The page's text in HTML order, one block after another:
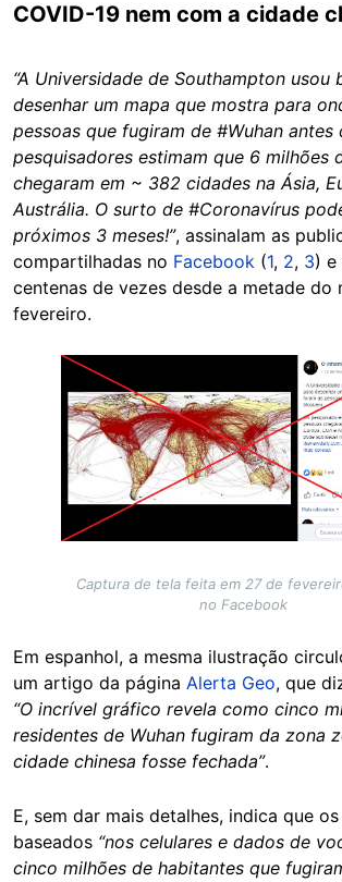
COVID-19 nem com a cidade
“A Universidade de Southampton usou
desenhar um mapa que mostra para
pessoas que fugiram de #Wuhan antes
pesquisadores estimam que 6 milhões
chegaram em ~ 382 cidades na Ásia,
Austrália. O surto de #Coronavírus
próximos 3 meses!”, assinalam as
compartilhadas no Facebook (1, 2, 3) e
centenas de vezes desde a metade do
fevereiro.
Image
Captura de tela feita em 27 de
no Facebook
Em espanhol, a mesma ilustração
um artigo da página Alerta Geo, que
“O incrível gráfico revela como cinco
residentes de Wuhan fugiram da zona
cidade chinesa fosse fechada”.
E, sem dar mais detalhes, indica que
baseados “nos celulares e dados de
cinco milhões de habitantes que